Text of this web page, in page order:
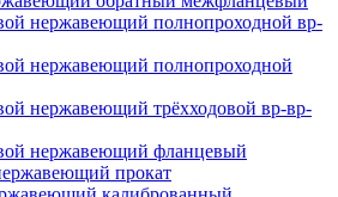
нержавеющий полнопроходной вр-
нержавеющий полнопроходной
нержавеющий трёхходовой вр-вр-
нержавеющий фланцевый
прокат